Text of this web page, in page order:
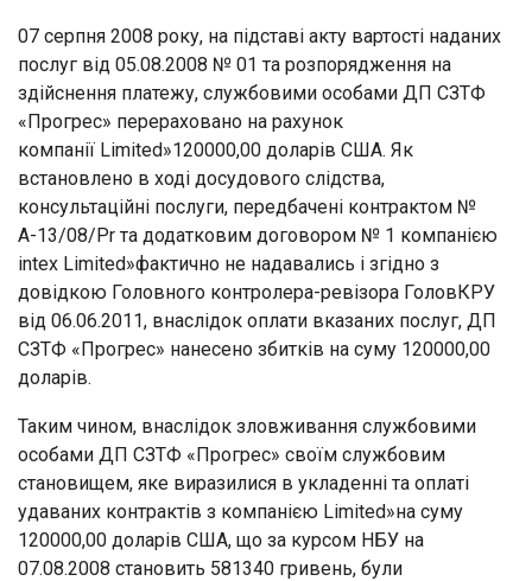
07 серпня 2008 року, на підставі акту вартості наданих
послуг від 05.08.2008 № 01 та розпорядження на
здійснення платежу, службовими особами ДП СЗТФ
«Прогрес» перераховано на рахунок
компанії Limited»120000,00 доларів США. Як
встановлено в ході досудового слідства,
консультаційні послуги, передбачені контрактом №
А-13/08/Pr та додатковим договором № 1 компанією
intex Limited»фактично не надавались і згідно з
довідкою Головного контролера-ревізора ГоловКРУ
від 06.06.2011, внаслідок оплати вказаних послуг, ДП
СЗТФ «Прогрес» нанесено збитків на суму 120000,00
доларів.
Таким чином, внаслідок зловживання службовими
особами ДП СЗТФ «Прогрес» своїм службовим
становищем, яке виразилися в укладенні та оплаті
удаваних контрактів з компанією Limited»на суму
120000,00 доларів США, що за курсом НБУ на
07.08.2008 становить 581340 гривень, були